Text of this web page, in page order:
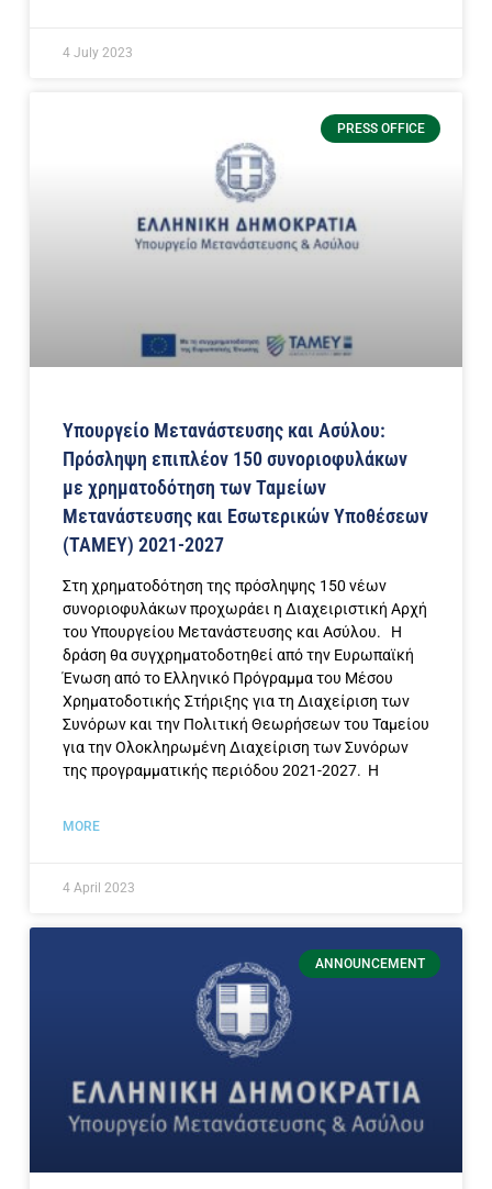
4 July 2023
PRESS OFFICE
Υπουργείο Μετανάστευσης και Ασύλου:
Πρόσληψη επιπλέον 150 συνοριοφυλάκων
με χρηματοδότηση των Ταμείων
Μετανάστευσης και Εσωτερικών Υποθέσεων
(ΤΑΜΕΥ) 2021-2027
Στη χρηματοδότηση της πρόσληψης 150 νέων
συνοριοφυλάκων προχωράει η Διαχειριστική Αρχή
του Υπουργείου Μετανάστευσης και Ασύλου. Η
δράση θα συγχρηματοδοτηθεί από την Ευρωπαϊκή
Ένωση από το Ελληνικό Πρόγραμμα του Μέσου
Χρηματοδοτικής Στήριξης για τη Διαχείριση των
Συνόρων και την Πολιτική Θεωρήσεων του Ταμείου
για την Ολοκληρωμένη Διαχείριση των Συνόρων
της προγραμματικής περιόδου 2021-2027. Η
MORE
4 April 2023
ANNOUNCEMENT